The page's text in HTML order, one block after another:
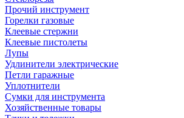
Прочий инструмент
Горелки газовые
Клеевые стержни
Клеевые пистолеты
Лупы
Удлинители электрические
Петли гаражные
Уплотнители
Сумки для инструмента
Хозяйственные товары